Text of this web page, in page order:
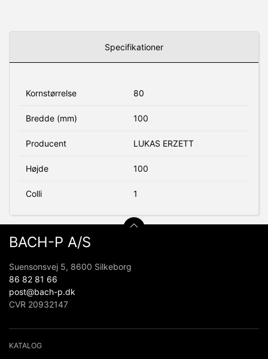
Specifikationer
Kornstørrelse 80
Bredde (mm) 100
Producent LUKAS ERZETT
Højde 100
Colli 1
BACH-P A/S
Suensonsvej 5, 8600 Silkeborg
86 82 81 66
post@bach-p.dk
CVR 20932147
KATALOG